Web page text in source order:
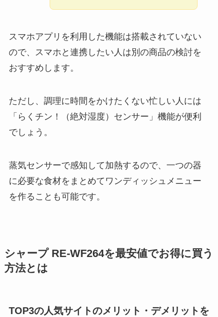
スマホアプリを利用した機能は搭載されていない
ので、スマホと連携したい人は別の商品の検討を
おすすめします。
ただし、調理に時間をかけたくない忙しい人には
「らくチン！（絶対湿度）センサー」機能が便利
でしょう。
蒸気センサーで感知して加熱するので、一つの器
に必要な食材をまとめてワンディッシュメニュー
を作ることも可能です。
シャープ RE-WF264を最安値でお得に買う
方法とは
TOP3の人気サイトのメリット・デメリットを